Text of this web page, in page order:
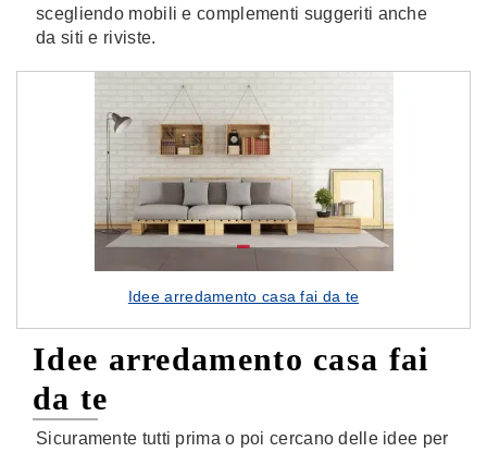
scegliendo mobili e complementi suggeriti anche
da siti e riviste.
Idee arredamento casa fai da te
Idee arredamento casa fai
da te
Sicuramente tutti prima o poi cercano delle idee per